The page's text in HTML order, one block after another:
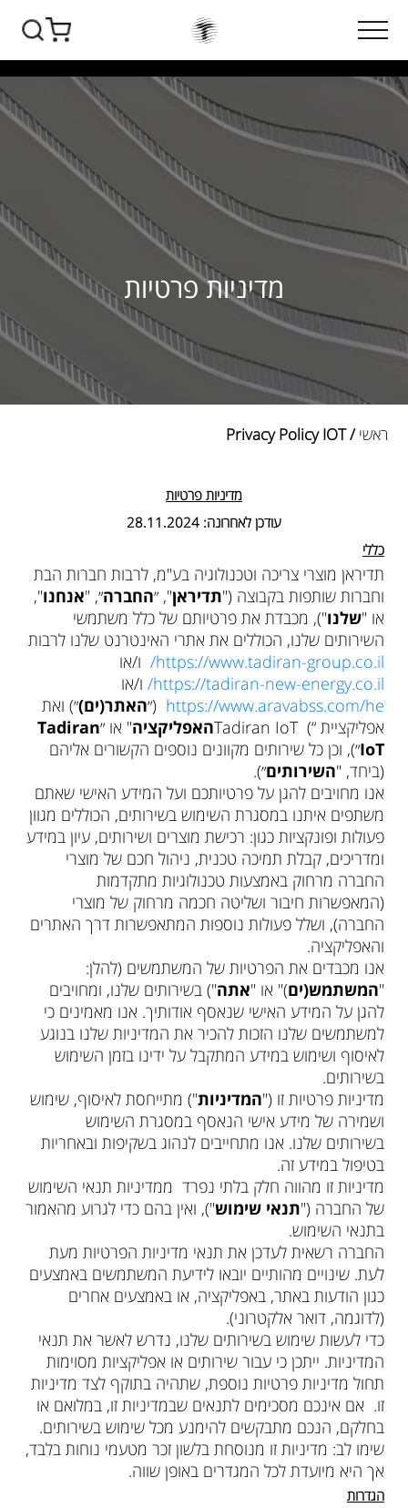
מדיניות פרטיות
ראשי / Privacy Policy IOT
מדיניות פרטיות
עודכן לאחרונה: 28.11.2024
כללי
תדיראן מוצרי צריכה וטכנולוגיה בע"מ, לרבות חברות הבת
וחברות שותפות בקבוצה ("תדיראן", ״החברה״, "אנחנו",
או "שלנו"), מכבדת את פרטיותם של כלל משתמשי
השירותים שלנו, הכוללים את אתרי האינטרנט שלנו לרבות
https://www.tadiran-group.co.il/
ו/או
https://tadiran-new-energy.co.il/ ו/או
https://www.aravabss.com/he (״האתר(ים)״) ואת
אפליקציית “) Tadiran IoT
האפליקציה" או ״Tadiran
IoT״), וכן כל שירותים מקוונים נוספים הקשורים אליהם
(ביחד, "השירותים״).
אנו מחויבים להגן על פרטיותכם ועל המידע האישי שאתם
משתפים איתנו במסגרת השימוש בשירותים, הכוללים מגוון
פעולות ופונקציות כגון: רכישת מוצרים ושירותים, עיון במידע
ומדריכים, קבלת תמיכה טכנית, ניהול חכם של מוצרי
החברה מרחוק באמצעות טכנולוגיות מתקדמות
(המאפשרות חיבור ושליטה חכמה מרחוק של מוצרי
החברה), ושלל פעולות נוספות המתאפשרות דרך האתרים
והאפליקציה.
אנו מכבדים את הפרטיות של המשתמשים (להלן:
"המשתמש(ים)" או "אתה") בשירותים שלנו, ומחויבים
להגן על המידע האישי שנאסף אודותיך. אנו מאמינים כי
למשתמשים שלנו הזכות להכיר את המדיניות שלנו בנוגע
לאיסוף ושימוש במידע המתקבל על ידינו בזמן השימוש
בשירותים.
מדיניות פרטיות זו ("המדיניות") מתייחסת לאיסוף, שימוש
ושמירה של מידע אישי הנאסף במסגרת השימוש
בשירותים שלנו. אנו מתחייבים לנהוג בשקיפות ובאחריות
בטיפול במידע זה.
מדיניות זו מהווה חלק בלתי נפרד ממדיניות תנאי השימוש
של החברה ("תנאי שימוש"), ואין בהם כדי לגרוע מהאמור
בתנאי השימוש.
החברה רשאית לעדכן את תנאי מדיניות הפרטיות מעת
לעת. שינויים מהותיים יובאו לידיעת המשתמשים באמצעים
כגון הודעות באתר, באפליקציה, או באמצעים אחרים
(לדוגמה, דואר אלקטרוני).
כדי לעשות שימוש בשירותים שלנו, נדרש לאשר את תנאי
המדיניות. ייתכן כי עבור שירותים או אפליקציות מסוימות
תחול מדיניות פרטיות נוספת, שתהיה בתוקף לצד מדיניות
זו. אם אינכם מסכימים לתנאים שבמדיניות זו, במלואם או
בחלקם, הנכם מתבקשים להימנע מכל שימוש בשירותים.
שימו לב: מדיניות זו מנוסחת בלשון זכר מטעמי נוחות בלבד,
אך היא מיועדת לכל המגדרים באופן שווה.
הגדרות